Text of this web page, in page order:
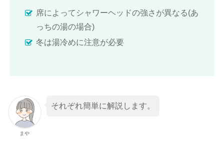
席によってシャワーヘッドの強さが異なる(あ
っちの湯の場合)
冬は湯冷めに注意が必要
まや
それぞれ簡単に解説します。